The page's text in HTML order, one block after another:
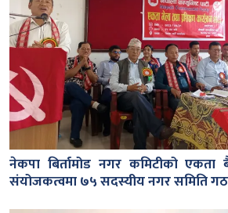
नेकपा बिर्तामोड नगर कमिटीको
संयोजकत्वमा ७५ सदस्यीय नगर समिति